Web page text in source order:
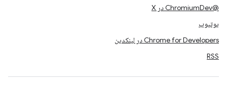
@ChromiumDev در X
یوتیوب
Chrome for Developers در لینکدین
RSS